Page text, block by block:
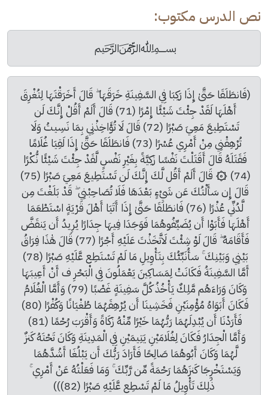
نص الدرس مكتوب:
﷽
(فَانطَلَقَا حَتَّىٰ إِذَا رَكِبَا فِي السَّفِينَةِ خَرَقَهَا ۖ قَالَ أَخَرَقْتَهَا لِتُغْرِقَ
أَهْلَهَا لَقَدْ جِئْتَ شَيْئًا إِمْرًا (71) قَالَ أَلَمْ أَقُلْ إِنَّكَ لَن
تَسْتَطِيعَ مَعِيَ صَبْرًا (72) قَالَ لَا تُؤَاخِذْنِي بِمَا نَسِيتُ وَلَا
تُرْهِقْنِي مِنْ أَمْرِي عُسْرًا (73) فَانطَلَقَا حَتَّىٰ إِذَا لَقِيَا غُلَامًا
فَقَتَلَهُ قَالَ أَقَتَلْتَ نَفْسًا زَكِيَّةً بِغَيْرِ نَفْسٍ لَّقَدْ جِئْتَ شَيْئًا نُّكْرًا
(74) ۞ قَالَ أَلَمْ أَقُل لَّكَ إِنَّكَ لَن تَسْتَطِيعَ مَعِيَ صَبْرًا (75)
قَالَ إِن سَأَلْتُكَ عَن شَيْءٍ بَعْدَهَا فَلَا تُصَاحِبْنِي ۖ قَدْ بَلَغْتَ مِن
لَّدُنِّي عُذْرًا (76) فَانطَلَقَا حَتَّىٰ إِذَا أَتَيَا أَهْلَ قَرْيَةٍ اسْتَطْعَمَا
أَهْلَهَا فَأَبَوْا أَن يُضَيِّفُوهُمَا فَوَجَدَا فِيهَا جِدَارًا يُرِيدُ أَن يَنقَضَّ
فَأَقَامَهُ ۖ قَالَ لَوْ شِئْتَ لَاتَّخَذْتَ عَلَيْهِ أَجْرًا (77) قَالَ هَٰذَا فِرَاقُ
بَيْنِي وَبَيْنِكَ ۚ سَأُنَبِّئُكَ بِتَأْوِيلِ مَا لَمْ تَسْتَطِع عَّلَيْهِ صَبْرًا (78)
أَمَّا السَّفِينَةُ فَكَانَتْ لِمَسَاكِينَ يَعْمَلُونَ فِي الْبَحْرِ ف أَنْ أَعِيبَهَا
وَكَانَ وَرَاءَهُم مَّلِكٌ يَأْخُذُ كُلَّ سَفِينَةٍ غَصْبًا (79) وَأَمَّا الْغُلَامُ
فَكَانَ أَبَوَاهُ مُؤْمِنَيْنِ فَخَشِينَا أَن يُرْهِقَهُمَا طُغْيَانًا وَكُفْرًا (80)
فَأَرَدْنَا أَن يُبْدِلَهُمَا رَبُّهُمَا خَيْرًا مِّنْهُ زَكَاةً وَأَقْرَبَ رُحْمًا (81)
وَأَمَّا الْجِدَارُ فَكَانَ لِغُلَامَيْنِ يَتِيمَيْنِ فِي الْمَدِينَةِ وَكَانَ تَحْتَهُ كَنزٌ
لَّهُمَا وَكَانَ أَبُوهُمَا صَالِحًا فَأَرَادَ رَبُّكَ أَن يَبْلُغَا أَشُدَّهُمَا
وَيَسْتَخْرِجَا كَنزَهُمَا رَحْمَةً مِّن رَّبِّكَ ۚ وَمَا فَعَلْتُهُ عَنْ أَمْرِي ۚ
ذَٰلِكَ تَأْوِيلُ مَا لَمْ تَسْطِع عَّلَيْهِ صَبْرًا (82)))